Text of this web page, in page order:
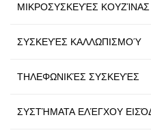
ΜΙΚΡΟΣΥΣΚΕΥΈΣ ΚΟΥΖΊΝΑΣ
ΣΥΣΚΕΥΈΣ ΚΑΛΛΩΠΙΣΜΟΎ
ΤΗΛΕΦΩΝΙΚΈΣ ΣΥΣΚΕΥΈΣ
ΣΥΣΤΉΜΑΤΑ ΕΛΈΓΧΟΥ